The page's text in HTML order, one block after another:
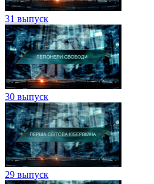
31 выпуск
30 выпуск
29 выпуск